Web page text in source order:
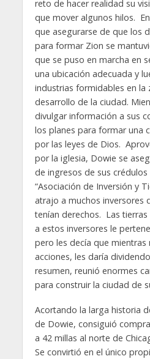
reto de hacer realidad su
que mover algunos hilos.
que asegurarse de que los
para formar Zion se
que se puso en marcha en
una ubicación adecuada y
industrias formidables en la
desarrollo de la ciudad.
divulgar información a sus
los planes para formar una
por las leyes de Dios.
por la iglesia, Dowie se
de ingresos de sus
“Asociación de Inversión y
atrajo a muchos inversores
tenían derechos. Las
a estos inversores le
pero les decía que mientras
acciones, les daría
resumen, reunió enormes
para construir la ciudad de
Acortando la larga historia
de Dowie, consiguió
a 42 millas al norte de
Se convirtió en el único